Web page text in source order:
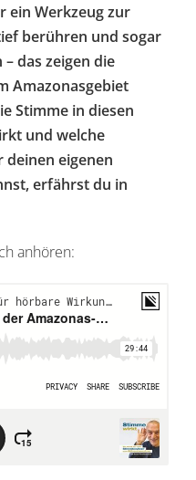
ein Werkzeug zur
berühren und sogar
das zeigen die
Amazonasgebiet
Stimme in diesen
und welche
deinen eigenen
erfährst du in
anhören: